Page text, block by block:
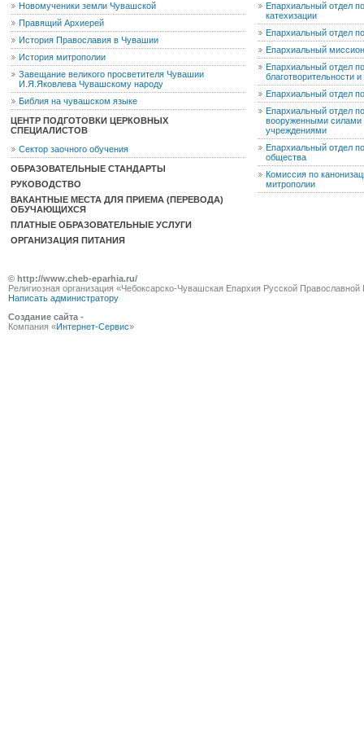
Новомученики земли Чувашской
Правящий Архиерей
История Православия в Чувашии
История митрополии
Завещание великого просветителя Чувашии
И.Я.Яковлева Чувашскому народу
Библия на чувашском языке
ЦЕНТР ПОДГОТОВКИ ЦЕРКОВНЫХ
СПЕЦИАЛИСТОВ
Сектор заочного обучения
ОБРАЗОВАТЕЛЬНЫЕ СТАНДАРТЫ
РУКОВОДСТВО
ВАКАНТНЫЕ МЕСТА ДЛЯ ПРИЕМА (ПЕРЕВОДА)
ОБУЧАЮЩИХСЯ
ПЛАТНЫЕ ОБРАЗОВАТЕЛЬНЫЕ УСЛУГИ
ОРГАНИЗАЦИЯ ПИТАНИЯ
Епархиальный отдел
катехизации
Епархиальный отдел
Епархиальный
Епархиальный отдел
благотворительности
Епархиальный отдел
Епархиальный отдел
вооруженными силами
учреждениями
Епархиальный отдел
общества
Комиссия по
митрополии
© http://www.cheb-eparhia.ru/
Религиозная организация «Чебоксарско-Чувашская Епархия Русской
Написать администратору
Создание сайта -
Компания «Интернет-Сервис»